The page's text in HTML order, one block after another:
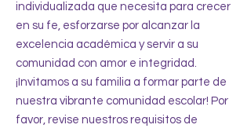
individualizada que necesita para crecer
en su fe, esforzarse por alcanzar la
excelencia académica y servir a su
comunidad con amor e integridad.
¡Invitamos a su familia a formar parte de
nuestra vibrante comunidad escolar! Por
favor, revise nuestros requisitos de